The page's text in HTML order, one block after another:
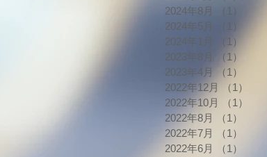
2024年8月
（1）
2024年5月
（1）
2024年1月
（1）
2023年8月
（1）
2023年4月
（1）
2022年12月
（1）
2022年10月
（1）
2022年8月
（1）
2022年7月
（1）
2022年6月
（1）